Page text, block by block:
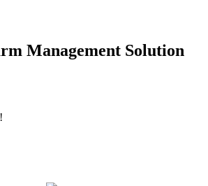
Management Solution